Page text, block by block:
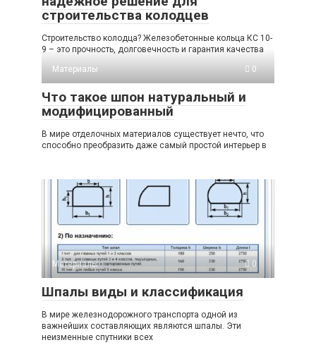
строительства колодцев
Строительство колодца? Железобетонные кольца КС 10-
9 – это прочность, долговечность и гарантия качества
Материалы
0
Что такое шпон натуральный и
модифицированный
В мире отделочных материалов существует нечто, что
способно преобразить даже самый простой интерьер в
Материалы 0
Шпалы виды и классификация
В мире железнодорожного транспорта одной из
важнейших составляющих являются шпалы. Эти
неизменные спутники всех